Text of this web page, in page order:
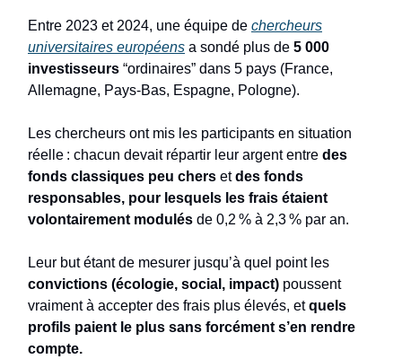
Entre 2023 et 2024, une équipe de chercheurs
universitaires européens a sondé plus de 5 000
investisseurs “ordinaires” dans 5 pays (France,
Allemagne, Pays-Bas, Espagne, Pologne).
Les chercheurs ont mis les participants en situation
réelle : chacun devait répartir leur argent entre des
fonds classiques peu chers etdes fonds
responsables, pour lesquels les frais étaient
volontairement modulés de 0,2 % à 2,3 % par an.
Leur but étant de mesurer jusqu’à quel point les
convictions (écologie, social, impact) poussent
vraiment à accepter des frais plus élevés, etquels
profils paient le plus sans forcément s’en rendre
compte.